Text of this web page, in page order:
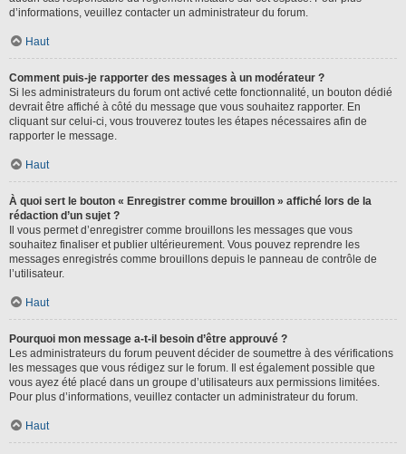
d’informations, veuillez contacter un administrateur du forum.
Haut
Comment puis-je rapporter des messages à un modérateur ?
Si les administrateurs du forum ont activé cette fonctionnalité, un bouton dédié
devrait être affiché à côté du message que vous souhaitez rapporter. En
cliquant sur celui-ci, vous trouverez toutes les étapes nécessaires afin de
rapporter le message.
Haut
À quoi sert le bouton « Enregistrer comme brouillon » affiché lors de la
rédaction d’un sujet ?
Il vous permet d’enregistrer comme brouillons les messages que vous
souhaitez finaliser et publier ultérieurement. Vous pouvez reprendre les
messages enregistrés comme brouillons depuis le panneau de contrôle de
l’utilisateur.
Haut
Pourquoi mon message a-t-il besoin d’être approuvé ?
Les administrateurs du forum peuvent décider de soumettre à des vérifications
les messages que vous rédigez sur le forum. Il est également possible que
vous ayez été placé dans un groupe d’utilisateurs aux permissions limitées.
Pour plus d’informations, veuillez contacter un administrateur du forum.
Haut